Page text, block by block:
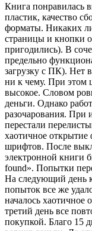
Книга понравилась
пластик, качество
форматы. Никаких
страницы и кнопки
пригодились). В
предельно
загрузку с ПК). Нет
ни к чему. При этом
высокое. Словом
деньги. Однако
разочарования. При
перестали
хаотичное открытие
шрифтов. После
электронной книги
found». Попытки
На следующий день
попыток все же
началось хаотичное
третий день все
покупкой. Благо 15